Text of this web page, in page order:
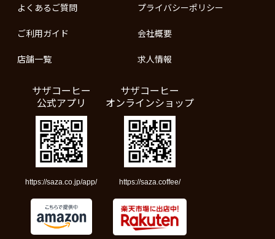
よくあるご質問
ご利用ガイド
店舗一覧
プライバシーポリシー
会社概要
求人情報
サザコーヒー
公式アプリ
https://saza.co.jp/app/
サザコーヒー
オンラインショップ
https://saza.coffee/